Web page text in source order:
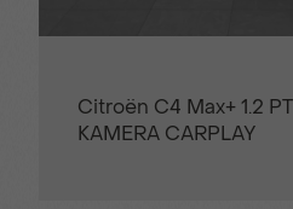
Citroën C4 Max+ 1.2
KAMERA CARPLAY